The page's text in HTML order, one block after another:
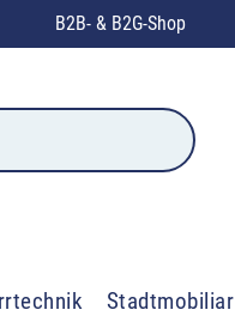
B2B- & B2G-Shop
Stadtmobiliar